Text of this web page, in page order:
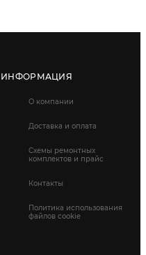
ИНФОРМАЦИЯ
О компании
Доставка и оплата
Схемы ремонтных
комплектов и прайс
Контакты
Политика использования
файлов cookie